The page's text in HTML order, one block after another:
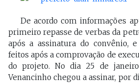
De acordo com informações
primeiro repasse de verbas da
após a assinatura do convênio,
feitos após a comprovação de
do projeto. No dia 25 de
Venancinho chegou a assinar, por